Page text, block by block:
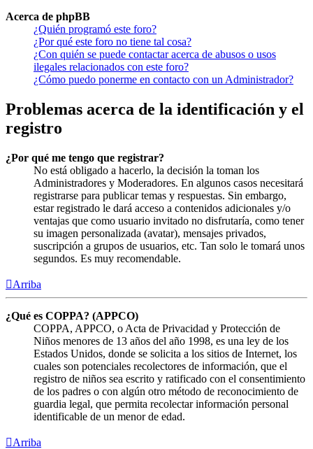
Acerca de phpBB
¿Quién programó este foro?
¿Por qué este foro no tiene tal cosa?
¿Con quién se puede contactar acerca de abusos o usos
ilegales relacionados con este foro?
¿Cómo puedo ponerme en contacto con un Administrador?
Problemas acerca de la identificación y el
registro
¿Por qué me tengo que registrar?
No está obligado a hacerlo, la decisión la toman los
Administradores y Moderadores. En algunos casos necesitará
registrarse para publicar temas y respuestas. Sin embargo,
estar registrado le dará acceso a contenidos adicionales y/o
ventajas que como usuario invitado no disfrutaría, como tener
su imagen personalizada (avatar), mensajes privados,
suscripción a grupos de usuarios, etc. Tan solo le tomará unos
segundos. Es muy recomendable.
Arriba
¿Qué es COPPA? (APPCO)
COPPA, APPCO, o Acta de Privacidad y Protección de
Niños menores de 13 años del año 1998, es una ley de los
Estados Unidos, donde se solicita a los sitios de Internet, los
cuales son potenciales recolectores de información, que el
registro de niños sea escrito y ratificado con el consentimiento
de los padres o con algún otro método de reconocimiento de
guardia legal, que permita recolectar información personal
identificable de un menor de edad.
Arriba